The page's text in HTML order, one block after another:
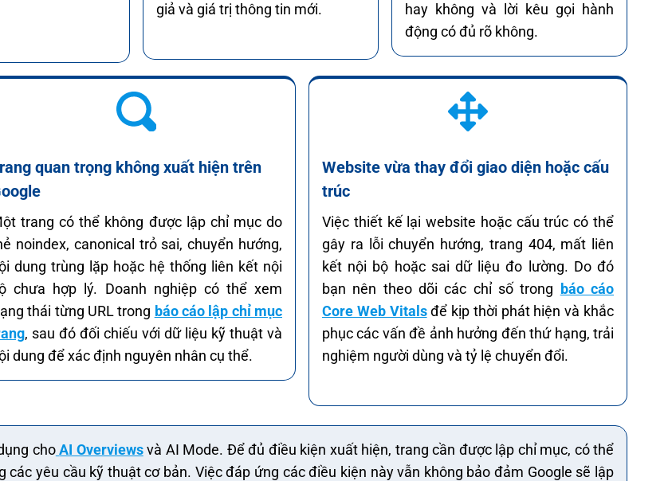
giả và giá trị thông tin mới.
hay không và lời kêu gọi hành
động có đủ rõ không.
quan trọng không xuất hiện trên
trang có thể không được lập chỉ mục do
noindex, canonical trỏ sai, chuyển hướng,
dung trùng lặp hoặc hệ thống liên kết nội
chưa hợp lý. Doanh nghiệp có thể xem
thái từng URL trong báo cáo lập chỉ mục
, sau đó đối chiếu với dữ liệu kỹ thuật và
dung để xác định nguyên nhân cụ thể.
Website vừa thay đổi giao diện hoặc cấu
trúc
Việc thiết kế lại website hoặc cấu trúc có thể
gây ra lỗi chuyển hướng, trang 404, mất liên
kết nội bộ hoặc sai dữ liệu đo lường. Do đó
bạn nên theo dõi các chỉ số trong
báo cáo
Core Web Vitalsđể kịp thời phát hiện và khắc
phục các vấn đề ảnh hưởng đến thứ hạng, trải
nghiệm người dùng và tỷ lệ chuyển đổi.
cho AI Overviewsvà AI Mode. Để đủ điều kiện xuất hiện, trang cần được lập chỉ mục, có thể
yêu cầu kỹ thuật cơ bản. Việc đáp ứng các điều kiện này vẫn không bảo đảm Google sẽ lập